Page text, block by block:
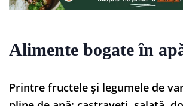
Alimente bogate în
Printre fructele și legumele de